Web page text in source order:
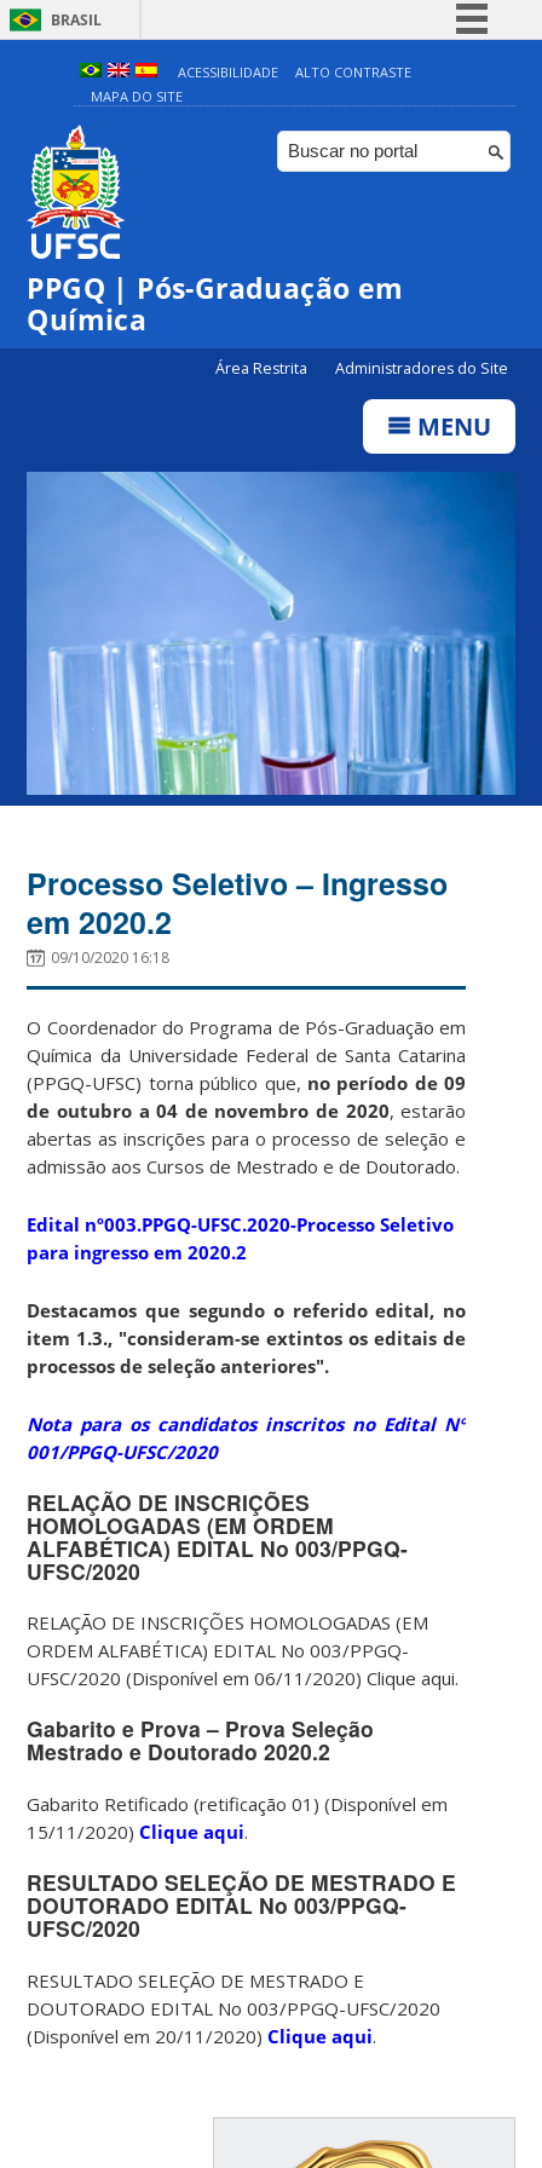
BRASIL
Simplifique!
Comunica BR
Participe
ACESSIBILIDADE
ALTO CONTRASTE
MAPA DO SITE
PPGQ | Pós-Graduação em
Química
Área Restrita Administradores do Site
MENU
Processo Seletivo – Ingresso
em 2020.2
09/10/2020 16:18
O Coordenador do Programa de Pós-Graduação em
Química da Universidade Federal de Santa Catarina
(PPGQ-UFSC) torna público que, no período de 09
de outubro a 04 de novembro de 2020, estarão
abertas as inscrições para o processo de seleção e
admissão aos Cursos de Mestrado e de Doutorado.
Edital nº003.PPGQ-UFSC.2020-Processo Seletivo
para ingresso em 2020.2
Destacamos que segundo o referido edital, no
item 1.3., "consideram-se extintos os editais de
processos de seleção anteriores".
Nota para os candidatos inscritos no Edital Nº
001/PPGQ-UFSC/2020
RELAÇÃO DE INSCRIÇÕES
HOMOLOGADAS (EM ORDEM
ALFABÉTICA) EDITAL No 003/PPGQ-
UFSC/2020
RELAÇÃO DE INSCRIÇÕES HOMOLOGADAS (EM
ORDEM ALFABÉTICA) EDITAL No 003/PPGQ-
UFSC/2020 (Disponível em 06/11/2020) Clique aqui.
Gabarito e Prova – Prova Seleção
Mestrado e Doutorado 2020.2
Gabarito Retificado (retificação 01) (Disponível em
15/11/2020)Clique aqui.
RESULTADO SELEÇÃO DE MESTRADO E
DOUTORADO EDITAL No 003/PPGQ-
UFSC/2020
RESULTADO SELEÇÃO DE MESTRADO E
DOUTORADO EDITAL No 003/PPGQ-UFSC/2020
(Disponível em 20/11/2020)Clique aqui.